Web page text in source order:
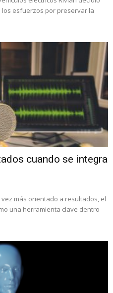
esfuerzos por preservar la
cuando se integra
más orientado a resultados, el
una herramienta clave dentro